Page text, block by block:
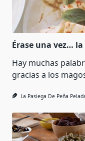
Érase una vez…
Hay muchas
gracias a los
La Pasiega De Peña